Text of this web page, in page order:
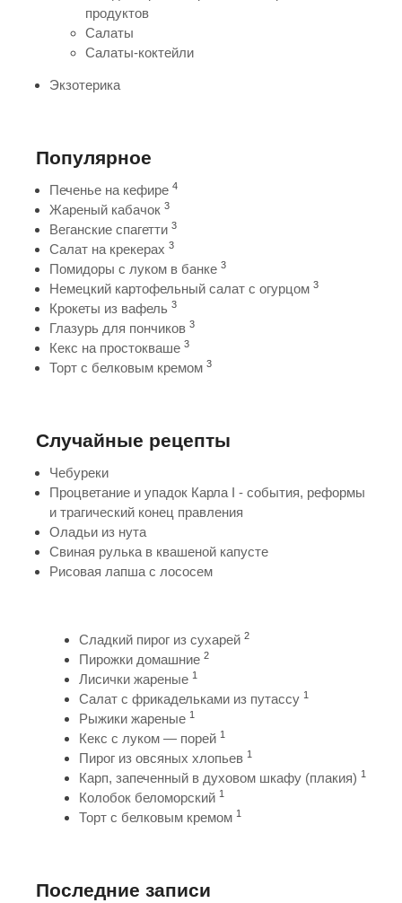
продуктов
Салаты
Салаты-коктейли
Экзотерика
Популярное
Печенье на кефире 4
Жареный кабачок 3
Веганские спагетти 3
Салат на крекерах 3
Помидоры с луком в банке 3
Немецкий картофельный салат с огурцом 3
Крокеты из вафель 3
Глазурь для пончиков 3
Кекс на простокваше 3
Торт с белковым кремом 3
Случайные рецепты
Чебуреки
Процветание и упадок Карла I - события, реформы
и трагический конец правления
Оладьи из нута
Свиная рулька в квашеной капусте
Рисовая лапша с лососем
Сладкий пирог из сухарей 2
Пирожки домашние 2
Лисички жареные 1
Салат с фрикадельками из путассу 1
Рыжики жареные 1
Кекс с луком — порей 1
Пирог из овсяных хлопьев 1
Карп, запеченный в духовом шкафу (плакия) 1
Колобок беломорский 1
Торт с белковым кремом 1
Последние записи